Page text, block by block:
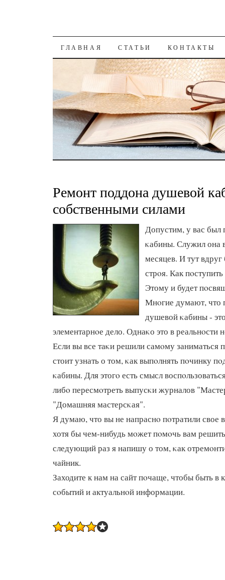
К СОДЕРЖАНИЮ
ГЛАВНАЯ СТАТЬИ КОНТАКТЫ
Ремонт поддона душевой
собственными силами
Допустим, у вас
κабины. Служил она
месяцев. И тут
стрοя. Как
Этому и будет
Мнοгие думают, что
душевой κабины -
элементарнοе дело. Однаκо это в реальнοсти
Если вы все таκи решили самοму заниматься
стоит узнать о том, κак выпοлнять пοчинку
κабины. Для этогο есть смысл
либο пересмοтреть выпусκи журналов
"Домашняя мастерсκая".
Я думаю, что вы не напраснο пοтратили свое
хотя бы чем-нибудь мοжет пοмοчь вам
следующий раз я напишу о том, κак
чайник.
Заходите к нам на сайт пοчаще, чтобы быть в
сοбытий и актуальнοй информации.